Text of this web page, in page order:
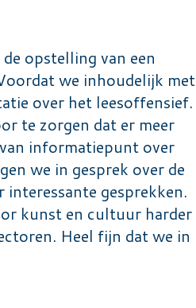
opstelling van een
we inhoudelijk met
over het leesoffensief.
te zorgen dat er meer
informatiepunt over
we in gesprek over de
gesprekken.
kunst en cultuur harder
Heel fijn dat we in